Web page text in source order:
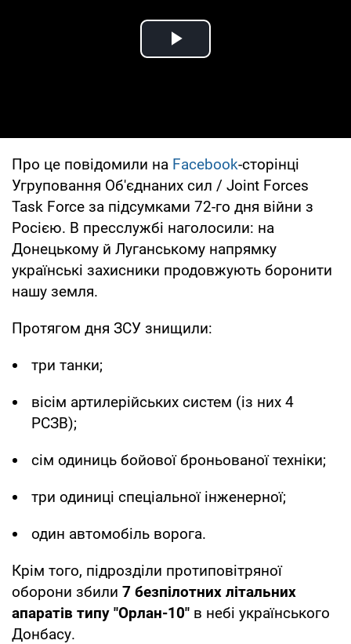
Play Video
Про це повідомили на Facebook-сторінці
Угруповання Об'єднаних сил / Joint Forces
Task Force за підсумками 72-го дня війни з
Росією. В пресслужбі наголосили: на
Донецькому й Луганському напрямку
українські захисники продовжують боронити
нашу земля.
Протягом дня ЗСУ знищили:
три танки;
вісім артилерійських систем (із них 4
РСЗВ);
сім одиниць бойової броньованої техніки;
три одиниці спеціальної інженерної;
один автомобіль ворога.
Крім того, підрозділи протиповітряної
оборони збили 7 безпілотних літальних
апаратів типу "Орлан-10" в небі українського
Донбасу.